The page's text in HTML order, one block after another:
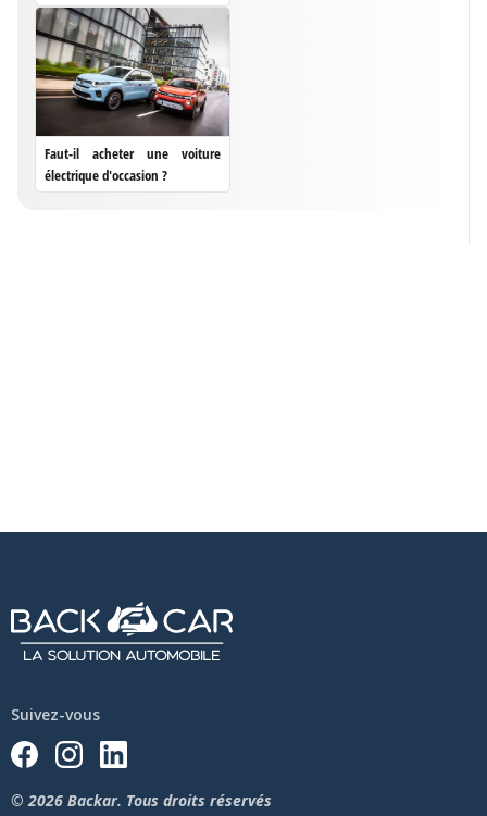
Faut-il acheter une voiture
électrique d'occasion ?
Suivez-vous
© 2026 Backar. Tous droits réservés